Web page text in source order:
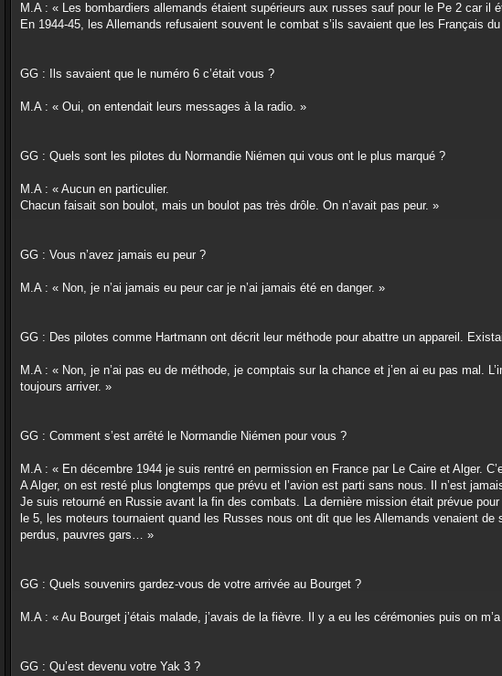
M.A : « Les bombardiers allemands étaient supérieurs aux russes sauf pour le Pe 2 car
En 1944-45, les Allemands refusaient souvent le combat s’ils savaient que les Français
GG : Ils savaient que le numéro 6 c’était vous ?
M.A : « Oui, on entendait leurs messages à la radio. »
GG : Quels sont les pilotes du Normandie Niémen qui vous ont le plus marqué ?
M.A : « Aucun en particulier.
Chacun faisait son boulot, mais un boulot pas très drôle. On n’avait pas peur. »
GG : Vous n’avez jamais eu peur ?
M.A : « Non, je n’ai jamais eu peur car je n’ai jamais été en danger. »
GG : Des pilotes comme Hartmann ont décrit leur méthode pour abattre un appareil.
M.A : « Non, je n’ai pas eu de méthode, je comptais sur la chance et j’en ai eu pas mal.
toujours arriver. »
GG : Comment s’est arrêté le Normandie Niémen pour vous ?
M.A : « En décembre 1944 je suis rentré en permission en France par Le Caire et Alger.
A Alger, on est resté plus longtemps que prévu et l’avion est parti sans nous. Il n’est
Je suis retourné en Russie avant la fin des combats. La dernière mission était prévue
le 5, les moteurs tournaient quand les Russes nous ont dit que les Allemands venaient
perdus, pauvres gars… »
GG : Quels souvenirs gardez-vous de votre arrivée au Bourget ?
M.A : « Au Bourget j’étais malade, j’avais de la fièvre. Il y a eu les cérémonies puis on
GG : Qu’est devenu votre Yak 3 ?